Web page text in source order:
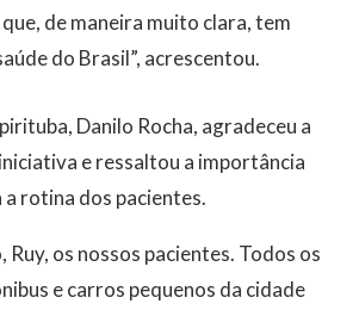
de maneira muito clara, tem
do Brasil”, acrescentou.
Danilo Rocha, agradeceu a
e ressaltou a importância
a rotina dos pacientes.
Ruy, os nossos pacientes. Todos os
e carros pequenos da cidade